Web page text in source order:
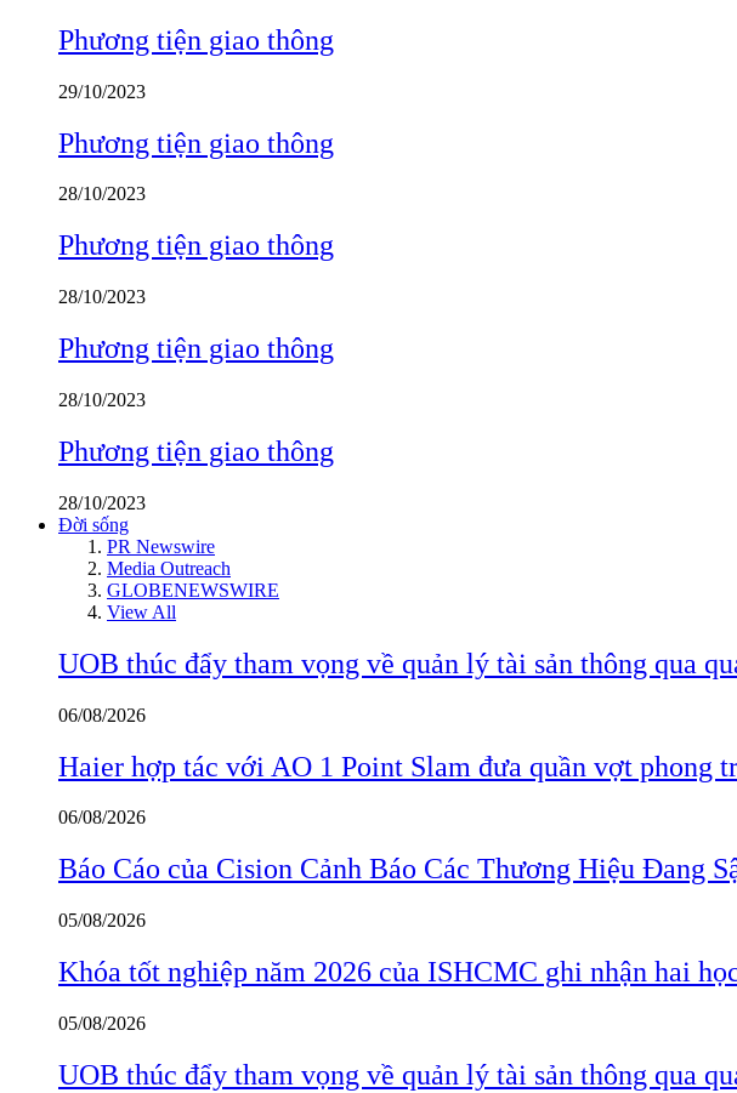
Phương tiện giao thông
29/10/2023
Phương tiện giao thông
28/10/2023
Phương tiện giao thông
28/10/2023
Phương tiện giao thông
28/10/2023
Phương tiện giao thông
28/10/2023
Đời sống
PR Newswire
Media Outreach
GLOBENEWSWIRE
View All
UOB thúc đẩy tham vọng về quản lý tài sản thông qua
06/08/2026
Haier hợp tác với AO 1 Point Slam đưa quần vợt phong
06/08/2026
Báo Cáo của Cision Cảnh Báo Các Thương Hiệu Đang
05/08/2026
Khóa tốt nghiệp năm 2026 của ISHCMC ghi nhận hai
05/08/2026
UOB thúc đẩy tham vọng về quản lý tài sản thông qua